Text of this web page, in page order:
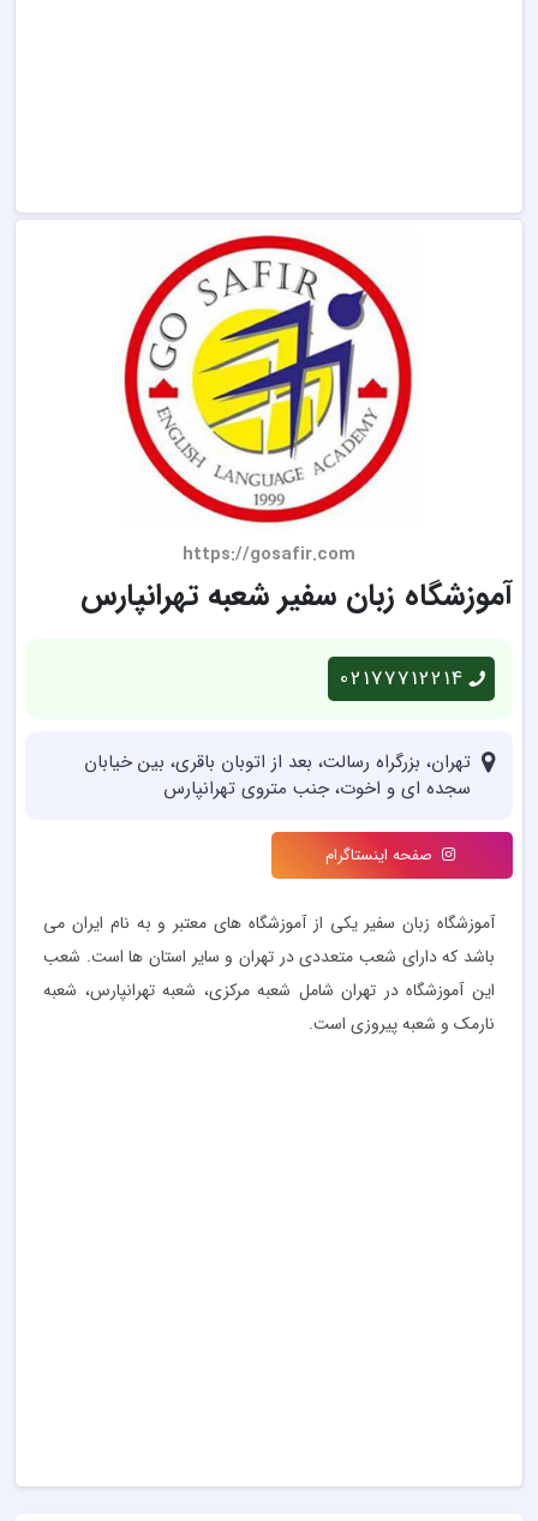
https://gosafir.com
آموزشگاه زبان سفیر شعبه تهرانپارس
02177712214
تهران، بزرگراه رسالت، بعد از اتوبان باقری، بین خیابان
سجده ای و اخوت، جنب متروی تهرانپارس
صفحه اینستاگرام
آموزشگاه زبان سفیر یکی از آموزشگاه های معتبر و به نام ایران می
باشد که دارای شعب متعددی در تهران و سایر استان ها است. شعب
این آموزشگاه در تهران شامل شعبه مرکزی، شعبه تهرانپارس، شعبه
نارمک و شعبه پیروزی است.